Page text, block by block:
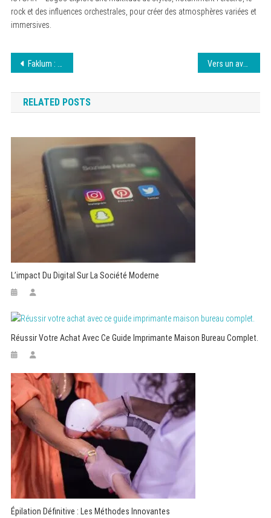
rock et des influences orchestrales, pour créer des atmosphères variées et
immersives.
Navigation
de
l’article
Faklum : Un point sur son accès et ses alternatives Vers un avenir numérique : enjeux et perspectives
RELATED POSTS
L’impact Du Digital Sur La Société Moderne
Réussir Votre Achat Avec Ce Guide Imprimante Maison Bureau Complet.
Épilation Définitive : Les Méthodes Innovantes